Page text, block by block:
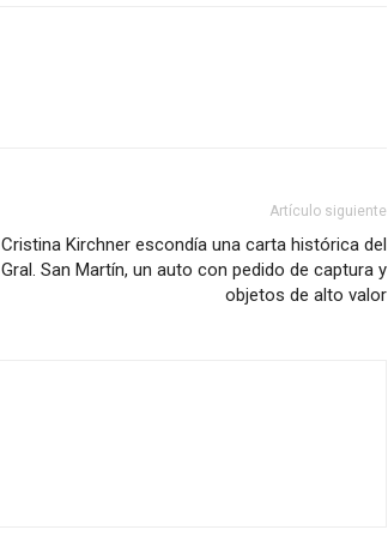
Artículo siguiente
Cristina Kirchner escondía una carta histórica del
Gral. San Martín, un auto con pedido de captura y
objetos de alto valor